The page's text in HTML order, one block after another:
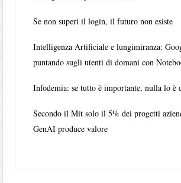
Se non superi il login, il futuro non esiste
Intelligenza Artificiale e lungimiranza:
puntando sugli utenti di domani con
Infodemia: se tutto è importante, nulla lo è
Secondo il Mit solo il 5% dei progetti
GenAI produce valore